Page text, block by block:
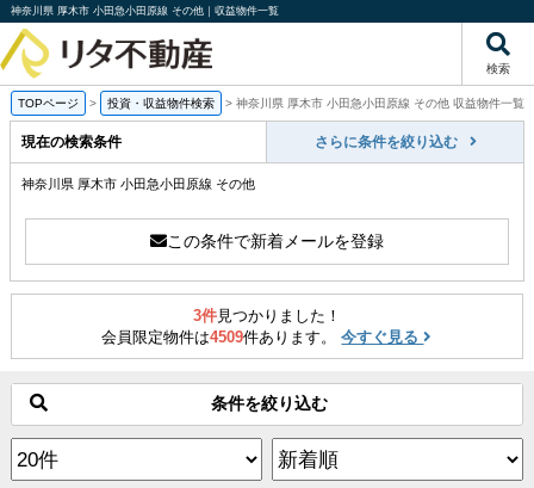
神奈川県 厚木市 小田急小田原線 その他｜収益物件一覧
検索
TOPページ > 投資・収益物件検索 > 神奈川県 厚木市 小田急小田原線 その他 収益物件一覧
現在の検索条件 さらに条件を絞り込む
神奈川県 厚木市 小田急小田原線 その他
この条件で新着メールを登録
3件見つかりました！
会員限定物件は4509件あります。今すぐ見る
条件を絞り込む